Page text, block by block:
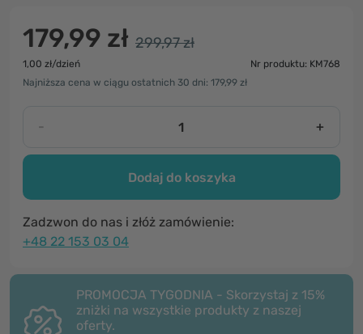
179,99 zł 299,97 zł
1,00 zł/dzień
Nr produktu: KM768
Najniższa cena w ciągu ostatnich 30 dni: 179,99 zł
- +
Dodaj do koszyka
Zadzwon do nas i złóż zamówienie:
+48 22 153 03 04
PROMOCJA TYGODNIA - Skorzystaj z 15%
zniżki na wszystkie produkty z naszej
oferty.